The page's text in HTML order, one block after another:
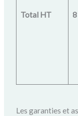
Total HT
Les garanties et